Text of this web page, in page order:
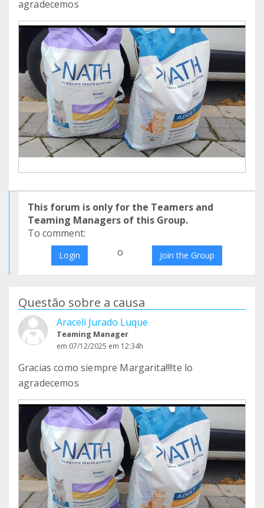
agradecemos
This forum is only for the Teamers and
Teaming Managers of this Group.
To comment:
Login o Join the Group
Questão sobre a causa
Araceli Jurado Luque
Teaming Manager
em 07/12/2025 em 12:34h
Gracias como siempre Margarita!!!!te lo
agradecemos